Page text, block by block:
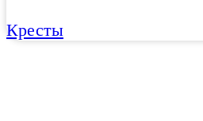
Кресты